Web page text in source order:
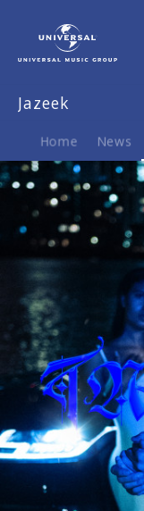
Jazeek
Home News